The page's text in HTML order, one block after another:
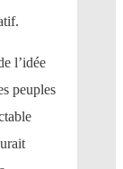
l’idée
peuples